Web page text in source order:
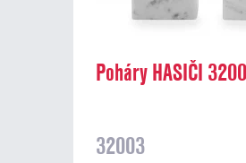
Poháry HASIČI
32003